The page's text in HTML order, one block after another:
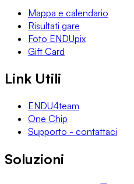
Mappa e calendario
Risultati gare
Foto ENDUpix
Gift Card
Link Utili
ENDU4team
One Chip
Supporto - contattaci
Soluzioni